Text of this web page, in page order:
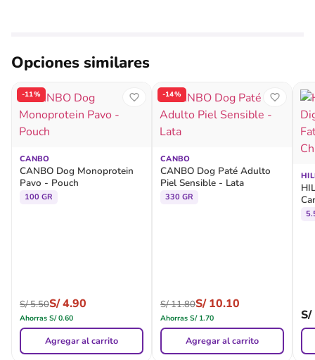
Opciones similares
-11%
CANBO
CANBO Dog Monoprotein
Pavo - Pouch
100 GR
S/5.50S/4.90
Ahorras S/0.60
Agregar al carrito
-14%
CANBO
CANBO Dog Paté Adulto
Piel Sensible - Lata
330 GR
S/11.80S/10.10
Ahorras S/1.70
Agregar al carrito
S/